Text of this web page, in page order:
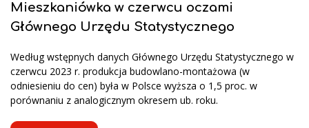
Mieszkaniówka w czerwcu oczami
Głównego Urzędu Statystycznego
Według wstępnych danych Głównego Urzędu Statystycznego w
czerwcu 2023 r. produkcja budowlano-montażowa (w
odniesieniu do cen) była w Polsce wyższa o 1,5 proc. w
porównaniu z analogicznym okresem ub. roku.